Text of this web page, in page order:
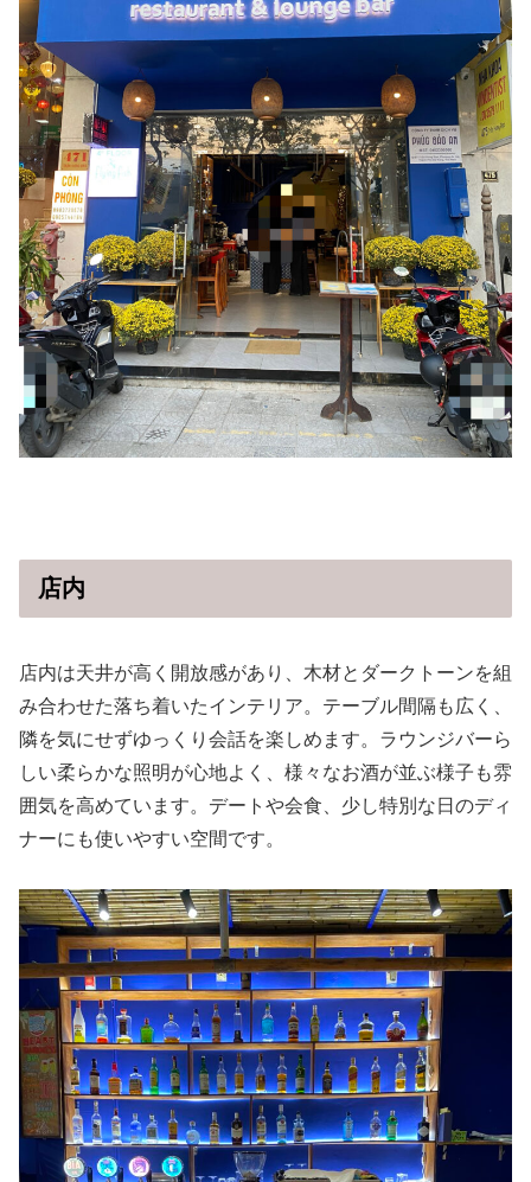
店内
店内は天井が高く開放感があり、木材とダークトーンを組
み合わせた落ち着いたインテリア。テーブル間隔も広く、
隣を気にせずゆっくり会話を楽しめます。ラウンジバーら
しい柔らかな照明が心地よく、様々なお酒が並ぶ様子も雰
囲気を高めています。デートや会食、少し特別な日のディ
ナーにも使いやすい空間です。